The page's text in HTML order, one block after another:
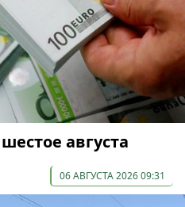
августа
06 АВГУСТА 2026 09:31